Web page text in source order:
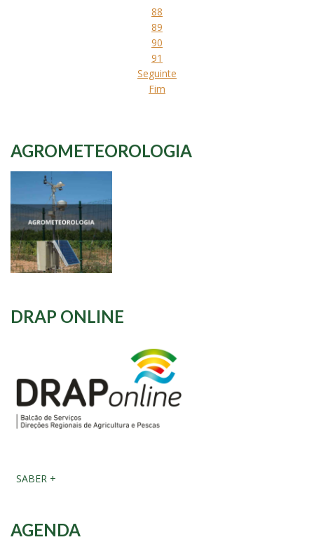
88
89
90
91
Seguinte
Fim
AGROMETEOROLOGIA
DRAP ONLINE
SABER +
AGENDA